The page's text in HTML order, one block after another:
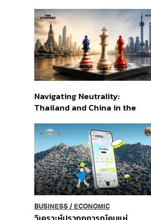
ส่วนยุทธศาสตร์ไทย –
อินโดนีเซีย
Navigating Neutrality:
Thailand and China in the
Order
BUSINESS/ ECONOMIC